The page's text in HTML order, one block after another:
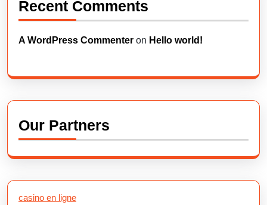
Recent Comments
A WordPress Commenter on Hello world!
Our Partners
casino en ligne